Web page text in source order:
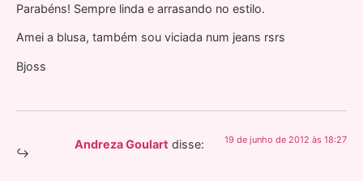
Parabéns! Sempre linda e arrasando no estilo.
Amei a blusa, também sou viciada num jeans rsrs
Bjoss
Andreza Goulart disse: 19 de junho de 2012 às 18:27